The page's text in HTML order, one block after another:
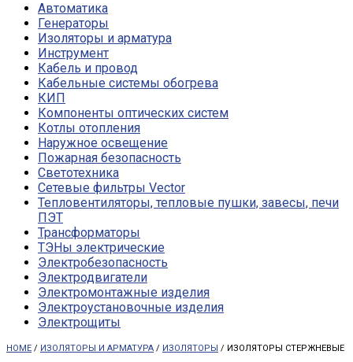
Автоматика
Генераторы
Изоляторы и арматура
Инструмент
Кабель и провод
Кабельные системы обогрева
КИП
Компоненты оптических систем
Котлы отопления
Наружное освещение
Пожарная безопасность
Светотехника
Сетевые фильтры Vector
Тепловентиляторы, тепловые пушки, завесы, печи
ПЭТ
Трансформаторы
ТЭНы электрические
Электробезопасность
Электродвигатели
Электромонтажные изделия
Электроустановочные изделия
Электрощиты
HOME / ИЗОЛЯТОРЫ И АРМАТУРА / ИЗОЛЯТОРЫ / ИЗОЛЯТОРЫ СТЕРЖНЕВЫЕ